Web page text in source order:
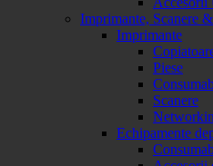
Imprimante, Scanere
Imprimante
Piese
Scanere
Echipamente